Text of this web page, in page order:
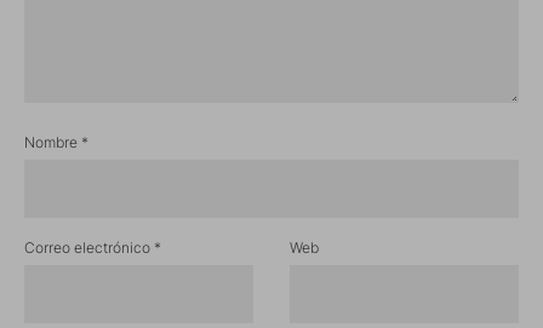
Nombre *
Correo electrónico * Web